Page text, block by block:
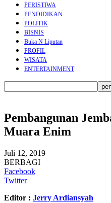
PERISTIWA
PENDIDIKAN
POLITIK
BISNIS
Buka N Liputan
PROFIL
WISATA
ENTERTAINMENT
Pembangunan
Muara Enim
Juli 12, 2019
BERBAGI
Facebook
Twitter
Editor : Jerry Ardiansyah